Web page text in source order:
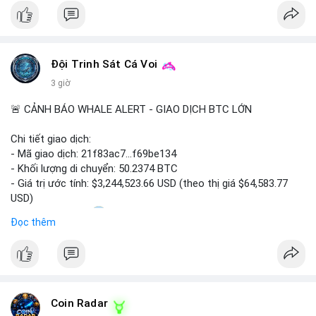
#bitcoin #cryptosecurity #btc
#vlikevn #titanbot
📰 Nguồn: Cointelegraph
Đội Trinh Sát Cá Voi
3 giờ
🚨 CẢNH BÁO WHALE ALERT - GIAO DỊCH BTC LỚN
Chi tiết giao dịch:
- Mã giao dịch: 21f83ac7...f69be134
- Khối lượng di chuyển: 50.2374 BTC
- Giá trị ước tính: $3,244,523.66 USD (theo thị giá $64,583.77
USD)
- Thời gian: 01:20
Nhận định phân tích: Giao dịch 50.2374 BTC trị giá hơn 3.24
triệu USD được phát hiện trong mempool, chưa được xác
động bán tháo. Tuy nhiên, nếu dòng tiền này hướng về ví sàn
Đọc thêm
Coin Radar